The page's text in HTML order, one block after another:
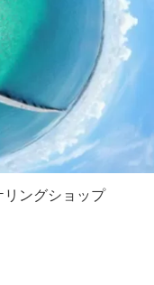
リングショップ